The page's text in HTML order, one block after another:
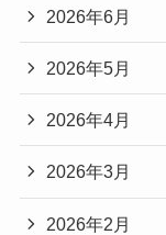
2026年6月
2026年5月
2026年4月
2026年3月
2026年2月